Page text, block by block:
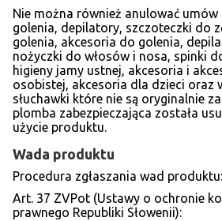
Nie można również anulować
golenia, depilatory, szczoteczki do
golenia, akcesoria do golenia,
nożyczki do włosów i nosa, spinki
higieny jamy ustnej, akcesoria i
osobistej, akcesoria dla dzieci oraz
słuchawki które nie są oryginalnie
plomba zabezpieczająca została
użycie produktu.
Wada produktu
Procedura zgłaszania wad produktu:
Art. 37 ZVPot (Ustawy o ochronie
prawnego Republiki Słowenii):